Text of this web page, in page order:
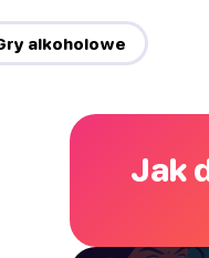
alkoholowe
Jak